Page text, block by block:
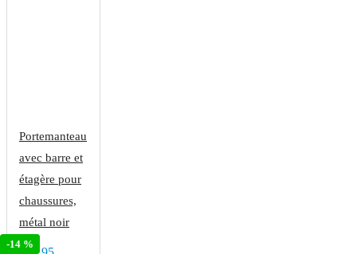
-23 %
-23 %
Portemanteau
avec barre et
étagère pour
chaussures,
métal noir
-14 %